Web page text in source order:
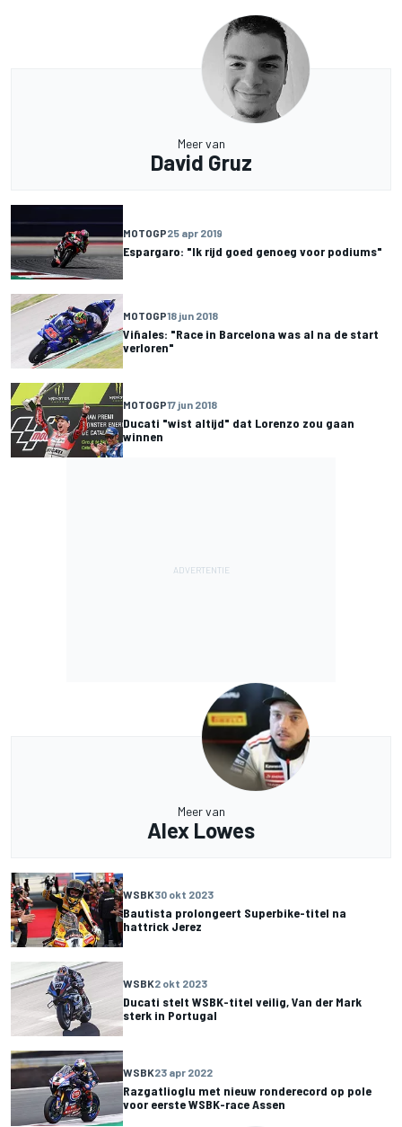
Meer van
David Gruz
MOTOGP25 apr 2019
Espargaro: "Ik rijd goed genoeg voor podiums"
MOTOGP18 jun 2018
Viñales: "Race in Barcelona was al na de start
verloren"
MOTOGP17 jun 2018
Ducati "wist altijd" dat Lorenzo zou gaan
winnen
Meer van
Alex Lowes
WSBK30 okt 2023
Bautista prolongeert Superbike-titel na
hattrick Jerez
WSBK2 okt 2023
Ducati stelt WSBK-titel veilig, Van der Mark
sterk in Portugal
WSBK23 apr 2022
Razgatlioglu met nieuw ronderecord op pole
voor eerste WSBK-race Assen